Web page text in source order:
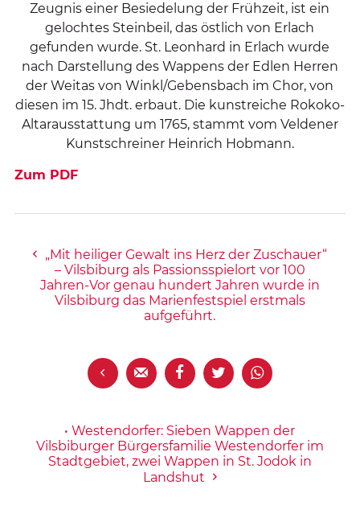
Zeugnis einer Besiedelung der Frühzeit, ist ein
gelochtes Steinbeil, das östlich von Erlach
gefunden wurde. St. Leonhard in Erlach wurde
nach Darstellung des Wappens der Edlen Herren
der Weitas von Winkl/Gebensbach im Chor, von
diesen im 15. Jhdt. erbaut. Die kunstreiche Rokoko-
Altarausstattung um 1765, stammt vom Veldener
Kunstschreiner Heinrich Hobmann.
Zum PDF
„Mit heiliger Gewalt ins Herz der Zuschauer“
– Vilsbiburg als Passionsspielort vor 100
Jahren-Vor genau hundert Jahren wurde in
Vilsbiburg das Marienfestspiel erstmals
aufgeführt.
    
• Westendorfer: Sieben Wappen der
Vilsbiburger Bürgersfamilie Westendorfer im
Stadtgebiet, zwei Wappen in St. Jodok in
Landshut